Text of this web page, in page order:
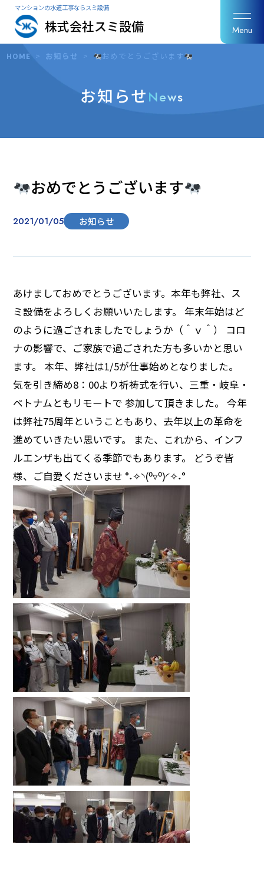
マンションの水道工事ならスミ設備
株式会社スミ設備 Menu
お知らせNews
HOME > お知らせ > おめでとうございます
おめでとうございます
2021/01/05 お知らせ
あけましておめでとうございます。本年も弊社、ス
ミ設備をよろしくお願いいたします。 年末年始はど
のように過ごされましたでしょうか（＾ｖ＾） コロ
ナの影響で、ご家族で過ごされた方も多いかと思い
ます。 本年、弊社は1/5が仕事始めとなりました。
気を引き締め8：00より祈祷式を行い、三重・岐阜・
ベトナムともリモートで 参加して頂きました。 今年
は弊社75周年ということもあり、去年以上の革命を
進めていきたい思いです。 また、これから、インフ
ルエンザも出てくる季節でもあります。 どうぞ皆
様、ご自愛くださいませ °˖✧◝(⁰▿⁰)◜✧˖°